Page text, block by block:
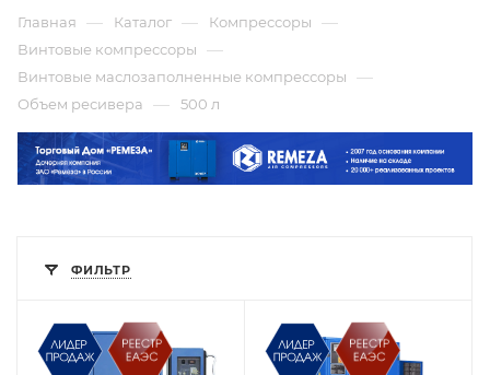
Главная — Каталог — Компрессоры —
Винтовые компрессоры —
Винтовые маслозаполненные компрессоры —
Объем ресивера — 500 л
ФИЛЬТР